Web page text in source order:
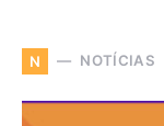
N NOTÍCIAS